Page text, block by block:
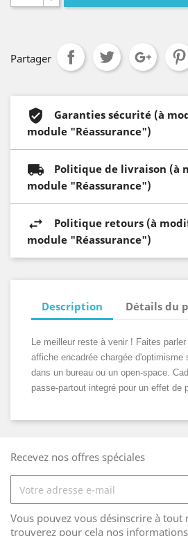
Partager
Garanties sécurité (à
module "Réassurance")
Politique de livraison (à
module "Réassurance")
Politique retours (à
module "Réassurance")
Description Détails du
Le meilleur reste à venir ! Faites
affiche encadrée chargée d'optimisme
dans un bureau ou un open-space.
passe-partout integré pour un effet de
Recevez nos offres spéciales
Vous pouvez vous désinscrire à tout
trouverez pour cela nos